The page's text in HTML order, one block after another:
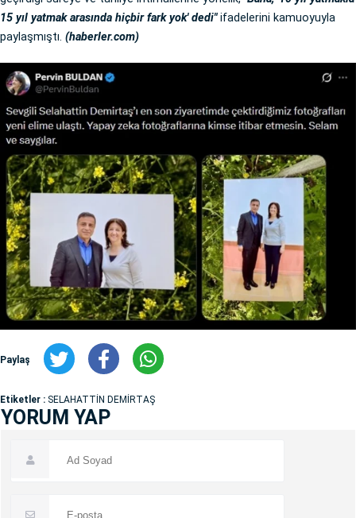
15 yıl yatmak arasında hiçbir fark yok' dedi"ifadelerini kamuoyuyla
paylaşmıştı. (haberler.com)
Paylaş
Etiketler : SELAHATTİN DEMİRTAŞ
YORUM YAP